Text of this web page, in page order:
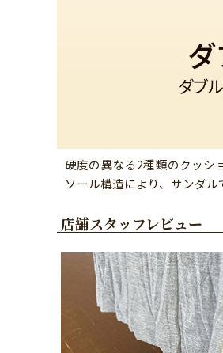
硬度の異なる2種類のクッシ
ソール構造により、サンダル
店舗スタッフレビュー